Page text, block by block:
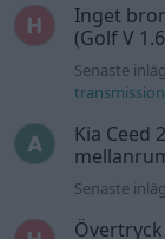
Inget
(Golf V
Senaste
Kia Ceed
Senaste